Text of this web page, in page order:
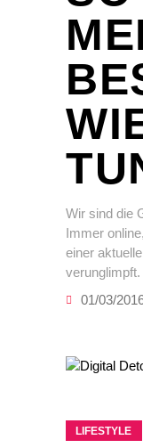
Wir sind die
Immer
einer
verunglimpft.
01/03/
LIFESTYLE